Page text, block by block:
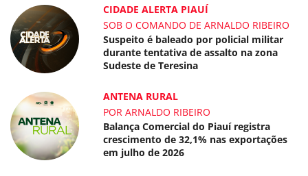
CIDADE ALERTA PIAUÍ
SOB O COMANDO DE ARNALDO RIBEIRO
Suspeito é baleado por policial militar
durante tentativa de assalto na zona
Sudeste de Teresina
ANTENA RURAL
POR ARNALDO RIBEIRO
Balança Comercial do Piauí registra
crescimento de 32,1% nas exportações
em julho de 2026